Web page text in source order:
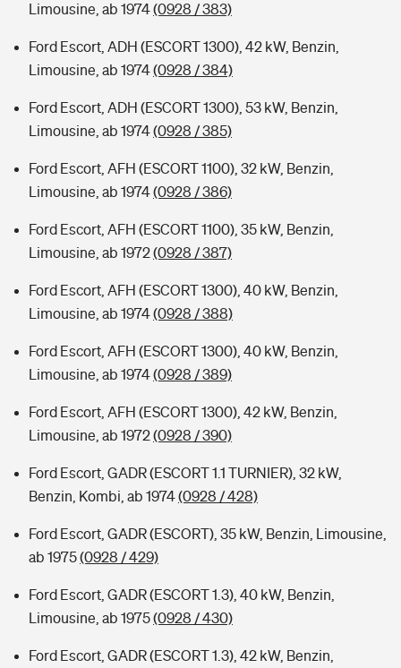
Limousine, ab 1974(0928 / 383)
Ford Escort, ADH (ESCORT 1300), 42 kW, Benzin,
Limousine, ab 1974(0928 / 384)
Ford Escort, ADH (ESCORT 1300), 53 kW, Benzin,
Limousine, ab 1974(0928 / 385)
Ford Escort, AFH (ESCORT 1100), 32 kW, Benzin,
Limousine, ab 1974(0928 / 386)
Ford Escort, AFH (ESCORT 1100), 35 kW, Benzin,
Limousine, ab 1972(0928 / 387)
Ford Escort, AFH (ESCORT 1300), 40 kW, Benzin,
Limousine, ab 1974(0928 / 388)
Ford Escort, AFH (ESCORT 1300), 40 kW, Benzin,
Limousine, ab 1974(0928 / 389)
Ford Escort, AFH (ESCORT 1300), 42 kW, Benzin,
Limousine, ab 1972(0928 / 390)
Ford Escort, GADR (ESCORT 1.1 TURNIER), 32 kW,
Benzin, Kombi, ab 1974(0928 / 428)
Ford Escort, GADR (ESCORT), 35 kW, Benzin, Limousine,
ab 1975(0928 / 429)
Ford Escort, GADR (ESCORT 1.3), 40 kW, Benzin,
Limousine, ab 1975(0928 / 430)
Ford Escort, GADR (ESCORT 1.3), 42 kW, Benzin,